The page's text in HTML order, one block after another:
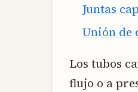
Juntas
Unión de
Los tubos
flujo o a